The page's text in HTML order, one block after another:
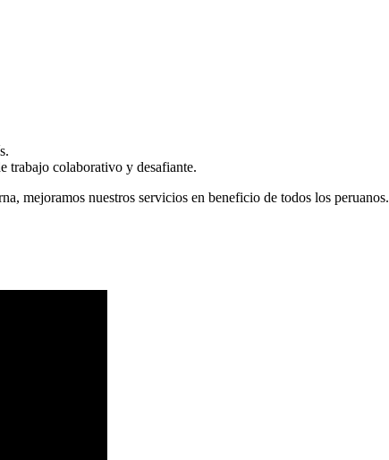
trabajo colaborativo y desafiante.
mejoramos nuestros servicios en beneficio de todos los peruanos.